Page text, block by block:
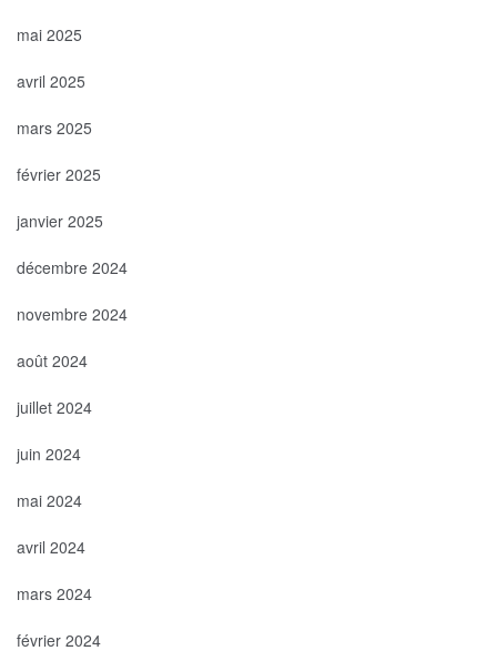
mai 2025
avril 2025
mars 2025
février 2025
janvier 2025
décembre 2024
novembre 2024
août 2024
juillet 2024
juin 2024
mai 2024
avril 2024
mars 2024
février 2024